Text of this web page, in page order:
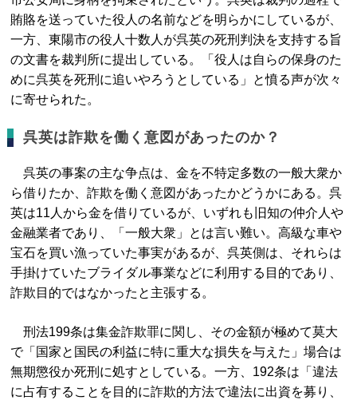
賄賂を送っていた役人の名前などを明らかにしているが、
一方、東陽市の役人十数人が呉英の死刑判決を支持する旨
の文書を裁判所に提出している。「役人は自らの保身のた
めに呉英を死刑に追いやろうとしている」と憤る声が次々
に寄せられた。
呉英は詐欺を働く意図があったのか？
呉英の事案の主な争点は、金を不特定多数の一般大衆か
ら借りたか、詐欺を働く意図があったかどうかにある。呉
英は11人から金を借りているが、いずれも旧知の仲介人や
金融業者であり、「一般大衆」とは言い難い。高級な車や
宝石を買い漁っていた事実があるが、呉英側は、それらは
手掛けていたブライダル事業などに利用する目的であり、
詐欺目的ではなかったと主張する。
刑法199条は集金詐欺罪に関し、その金額が極めて莫大
で「国家と国民の利益に特に重大な損失を与えた」場合は
無期懲役か死刑に処すとしている。一方、192条は「違法
に占有することを目的に詐欺的方法で違法に出資を募り、